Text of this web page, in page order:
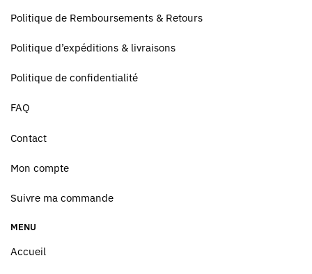
Politique de Remboursements & Retours
Politique d’expéditions & livraisons
Politique de confidentialité
FAQ
Contact
Mon compte
Suivre ma commande
MENU
Accueil